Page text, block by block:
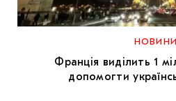
НОВИНИ
Франція виділить 1
допомогти